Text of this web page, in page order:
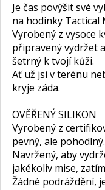
Je čas povýšit své
na hodinky Tactical
Vyrobený z vysoce
připravený vydržet
šetrný k tvojí kůži.
Ať už jsi v terénu
kryje záda.
OVĚŘENÝ SILIKON
Vyrobený z
pevný, ale pohodlný.
Navržený, aby
jakékoliv mise,
Žádné podráždění,